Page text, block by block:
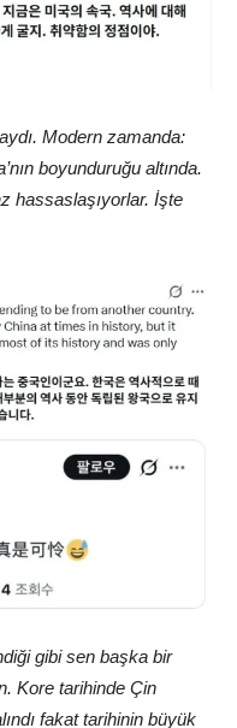
Modern zamanda:
boyunduruğu altında.
hassaslaşıyorlar. İşte
gibi sen başka bir
Kore tarihinde Çin
fakat tarihinin büyük